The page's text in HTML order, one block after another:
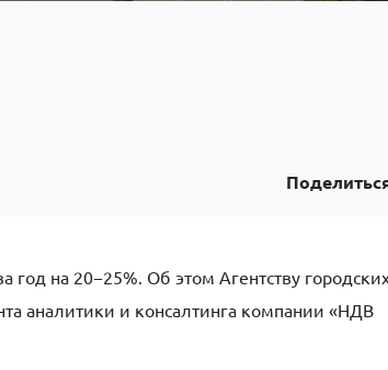
год на 20−25%. Об этом Агентству
аналитики и консалтинга компании «НДВ